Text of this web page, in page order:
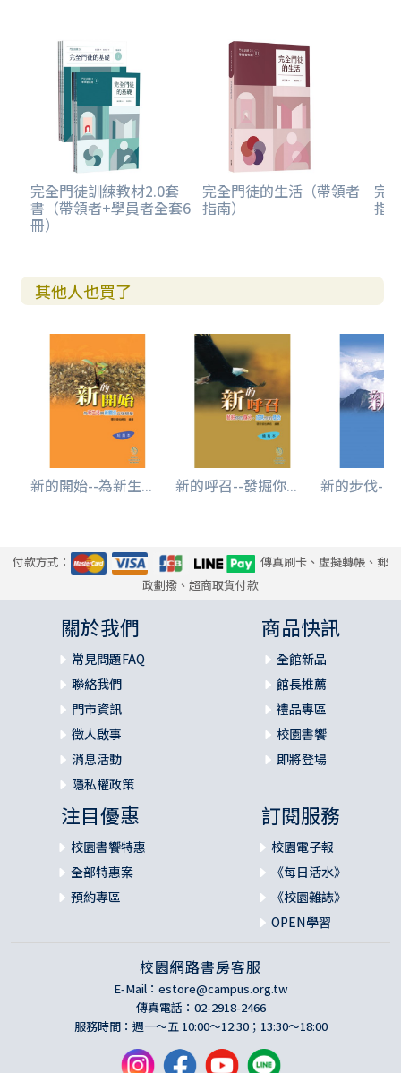
完全門徒訓練教材2.0套
書（帶領者+學員者全套6
冊）
完全門徒的生活（帶領者
指南）
完
指
其他人也買了
新的開始--為新生... 新的呼召--發掘你... 新的步伐--
付款方式：
傳真刷卡、虛擬轉帳、郵
政劃撥、超商取貨付款
關於我們
常見問題FAQ
聯絡我們
門市資訊
徵人啟事
消息活動
隱私權政策
商品快訊
全館新品
館長推薦
禮品專區
校園書饗
即將登場
注目優惠
校園書饗特惠
全部特惠案
預約專區
訂閱服務
校園電子報
《每日活水》
《校園雜誌》
OPEN學習
校園網路書房客服
E-Mail： estore@campus.org.tw
傳真電話：02-2918-2466
服務時間：週一～五 10:00～12:30；13:30～18:00